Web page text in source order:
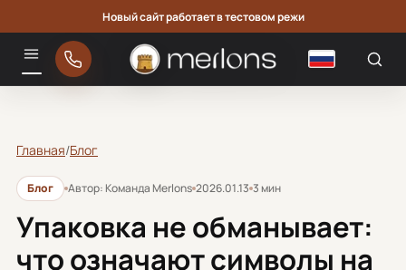
Новый сайт работает в тестовом режи
Русский
Меню
Главная/Блог
Блог Автор: Команда Merlons 2026.01.13 3 мин
Упаковка не обманывает:
что означают символы на